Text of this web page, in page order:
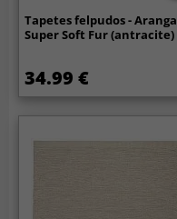
Tapetes felpudos - Aranga
Super Soft Fur (antracite)
34.99 €